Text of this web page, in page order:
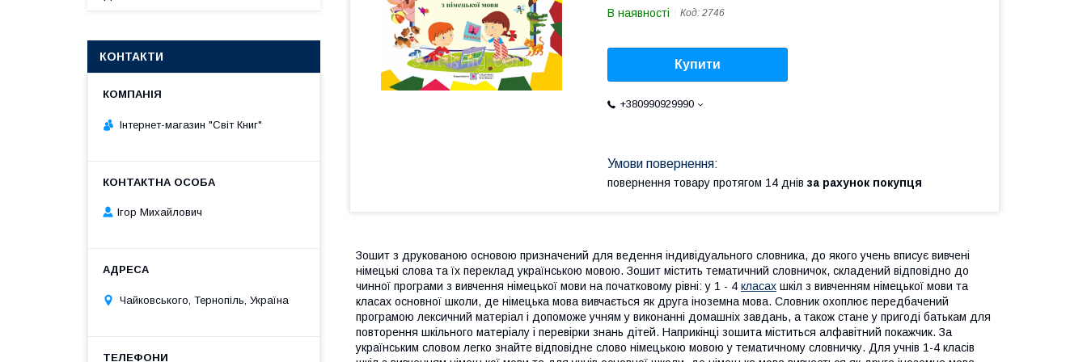
В наявності Код: 2746
Купити
+380990929990
повернення товару протягом 14 днів за рахунок покупця
Зошит з друкованою основою призначений для ведення індивідуального словника, до якого учень вписує вивчені
німецькі слова та їх переклад українською мовою. Зошит містить тематичний словничок, складений відповідно до
чинної програми з вивчення німецької мови на початковому рівні: у 1 - 4 класах шкіл з вивченням німецької мови та
класах основної школи, де німецька мова вивчається як друга іноземна мова. Словник охоплює передбачений
програмою лексичний матеріал і допоможе учням у виконанні домашніх завдань, а також стане у пригоді батькам для
повторення шкільного матеріалу і перевірки знань дітей. Наприкінці зошита міститься алфавітний покажчик. За
українським словом легко знайте відповідне слово німецькою мовою у тематичному словничку. Для учнів 1-4 класів
КОНТАКТИ
Інтернет-магазин "Світ Книг"
Ігор Михайлович
Чайковського, Тернопіль, Україна